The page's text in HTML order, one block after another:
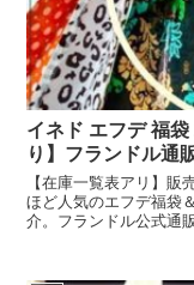
イネド エフデ 福
り】フランドル通
【在庫一覧表アリ】
ほど人気のエフデ福袋
介。フランドル公式通